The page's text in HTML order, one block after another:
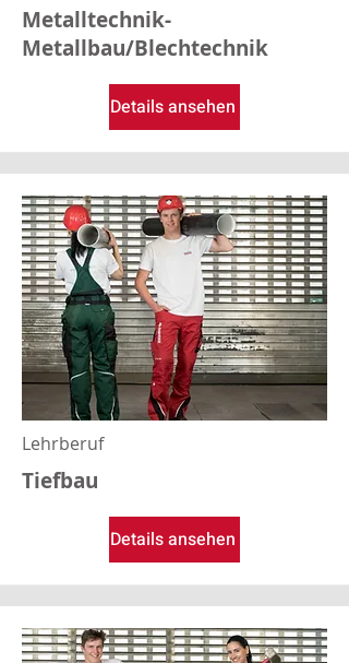
Metalltechnik-
Metallbau/Blechtechnik
Details ansehen
Lehrberuf
Tiefbau
Details ansehen